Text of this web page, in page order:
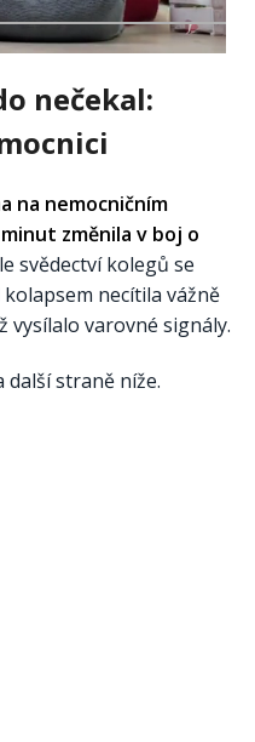
nečekal:
na nemocničním
změnila v boj o
svědectví kolegů se
necítila vážně
vysílalo varovné signály.
straně níže.